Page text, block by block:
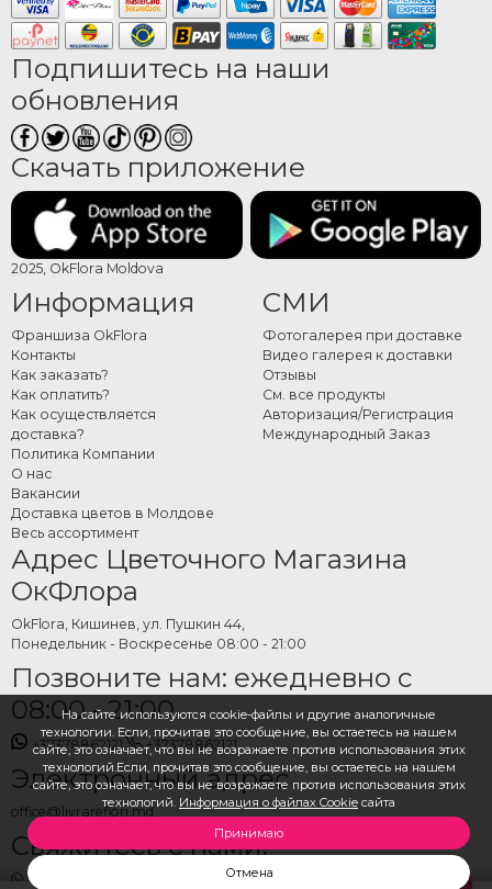
На сайте используются cookie-файлы и другие аналогичные
технологии. Если, прочитав это сообщение, вы остаетесь на нашем
сайте, это означает, что вы не возражаете против использования этих
технологий.Если, прочитав это сообщение, вы остаетесь на нашем
сайте, это означает, что вы не возражаете против использования этих
технологий. Информация о файлах Cookie сайта
Принимаю
Отмена
Подпишитесь на наши
обновления
Скачать приложение
2025, OkFlora Moldova
Информация
Франшиза OkFlora
Контакты
Как заказать?
Как оплатить?
Как осуществляется
доставка?
Политика Компании
О нас
Вакансии
Доставка цветов в Молдове
Весь ассортимент
СМИ
Фотогалерея при доставке
Видео галерея к доставки
Отзывы
См. все продукты
Авторизация/Регистрация
Международный Заказ
Адрес Цветочного Магазина
ОкФлора
OkFlora, Кишинев, ул. Пушкин 44,
Понедельник - Воскресенье 08:00 - 21:00
Позвоните нам: ежедневно с
08:00 - 21:00
+37378862121 +37378862121
Электронный адрес
office@livrareflori.md
Свяжитесь с нами:
whatsapp